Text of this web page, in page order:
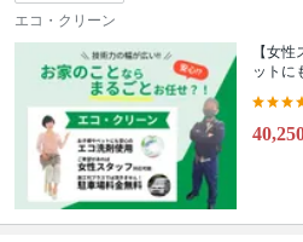
エコ・クリーン
【女
ットに